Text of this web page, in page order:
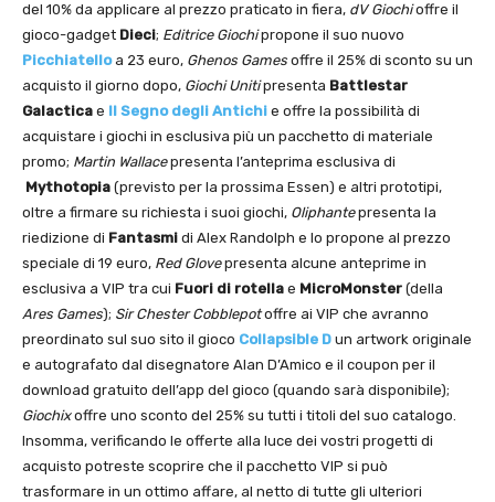
del 10% da applicare al prezzo praticato in fiera, dV Giochioffre il
gioco-gadget Dieci; Editrice Giochipropone il suo nuovo
Picchiatelloa 23 euro, Ghenos Games offre il 25% di sconto su un
acquisto il giorno dopo, Giochi Unitipresenta Battlestar
Galactica e Il Segno degli Antichi e offre la possibilità di
acquistare i giochi in esclusiva più un pacchetto di materiale
promo; Martin Wallacepresenta l’anteprima esclusiva di
Mythotopia (previsto per la prossima Essen) e altri prototipi,
oltre a firmare su richiesta i suoi giochi, Oliphantepresenta la
riedizione di Fantasmi di Alex Randolph e lo propone al prezzo
speciale di 19 euro, Red Glovepresenta alcune anteprime in
esclusiva a VIP tra cui Fuori di rotella e MicroMonster (della
Ares Games); Sir Chester Cobblepotoffre ai VIP che avranno
preordinato sul suo sito il gioco Collapsible D un artwork originale
e autografato dal disegnatore Alan D’Amico e il coupon per il
download gratuito dell’app del gioco (quando sarà disponibile);
Giochixoffre uno sconto del 25% su tutti i titoli del suo catalogo.
Insomma, verificando le offerte alla luce dei vostri progetti di
acquisto potreste scoprire che il pacchetto VIP si può
trasformare in un ottimo affare, al netto di tutte gli ulteriori